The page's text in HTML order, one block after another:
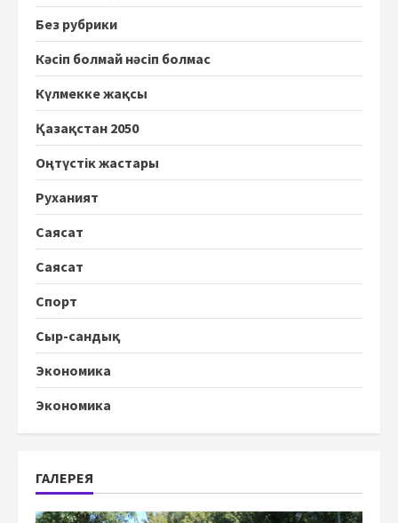
Без рубрики
Кәсіп болмай нәсіп болмас
Күлмекке жақсы
Қазақстан 2050
Оңтүстік жастары
Руханият
Саясат
Саясат
Спорт
Сыр-сандық
Экономика
Экономика
ГАЛЕРЕЯ